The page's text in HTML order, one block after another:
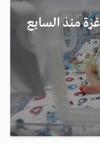
غزة منذ السابع